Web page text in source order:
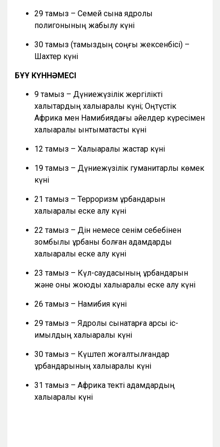
29 тамыз – Семей сынақ ядролық
полигонының жабылу күні
30 тамыз (тамыздың соңғы жексенбісі) –
Шахтер күні
БҰҰ КҮННӘМЕСІ
9 тамыз – Дүниежүзілік жергілікті
халықтардың халықаралық күні; Оңтүстік
Африка мен Намибиядағы әйелдер күресімен
халықаралық ынтымақтастық күні
12 тамыз – Халықаралық жастар күні
19 тамыз – Дүниежүзілік гуманитарлық көмек
күні
21 тамыз – Терроризм құрбандарын
халықаралық еске алу күні
22 тамыз – Дін немесе сенім себебінен
зомбылық құрбаны болған адамдарды
халықаралық еске алу күні
23 тамыз – Күл-саудасының құрбандарын
және оны жоюды халықаралық еске алу күні
26 тамыз – Намибия күні
29 тамыз – Ядролық сынақтарға қарсы іс-
қимылдың халықаралық күні
30 тамыз – Күштеп жоғалтылғандар
құрбандарының халықаралық күні
31 тамыз – Африка текті адамдардың
халықаралық күні